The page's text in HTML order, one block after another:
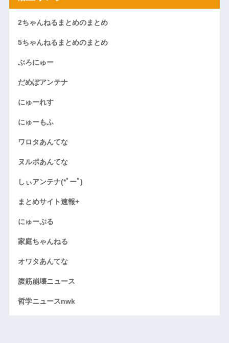
2ちゃんねるまとめのまとめ
5ちゃんねるまとめのまとめ
ぶろにゅー
だめぽアンテナ
にゅーれす
にゅーもふ
ワロタあんてな
ヌルポあんてな
しぃアンテナ(*ﾟーﾟ)
まとめサイト速報+
にゅーぷる
家庭ちゃんねる
オワタあんてな
腹筋崩壊ニュース
哲学ニュースnwk